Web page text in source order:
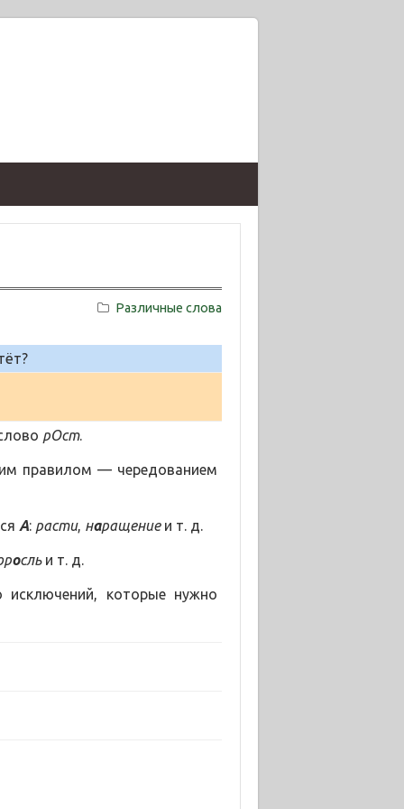
Различные слова
рОст.
правилом — чередованием
А: расти, наращениеи т. д.
осльи т. д.
исключений, которые нужно